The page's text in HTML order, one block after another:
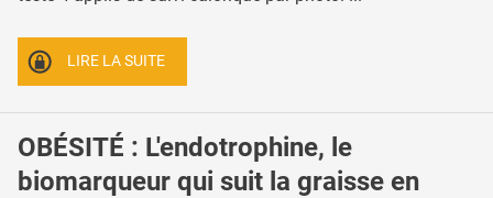
LIRE LA SUITE
OBÉSITÉ : L'endotrophine, le
biomarqueur qui suit la graisse en